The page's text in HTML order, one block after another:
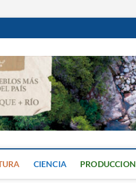
CIENCIA PRODUCCION